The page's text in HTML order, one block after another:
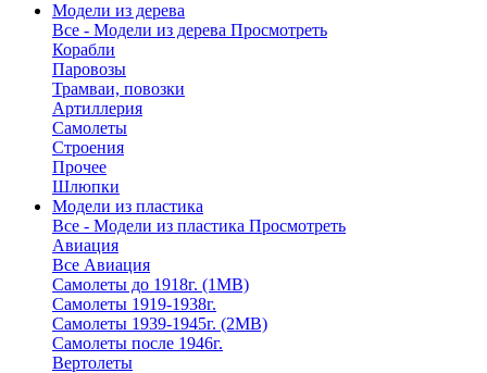
Модели из дерева
Все - Модели из дерева Просмотреть
Корабли
Паровозы
Трамваи, повозки
Артиллерия
Самолеты
Строения
Прочее
Шлюпки
Модели из пластика
Все - Модели из пластика Просмотреть
Авиация
Все Авиация
Самолеты до 1918г. (1МВ)
Самолеты 1919-1938г.
Самолеты 1939-1945г. (2МВ)
Самолеты после 1946г.
Вертолеты